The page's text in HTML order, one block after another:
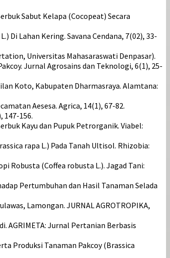
Sabut Kelapa (Cocopeat) Secara
Di Lahan Kering. Savana Cendana, 7(02), 33-
Universitas Mahasaraswati Denpasar).
Jurnal Agrosains dan Teknologi, 6(1), 25-
Koto, Kabupaten Dharmasraya. Alamtana:
Aesesa. Agrica, 14(1), 67-82.
147-156.
Kayu dan Pupuk Petrorganik. Viabel:
rapa L.) Pada Tanah Ultisol. Rhizobia:
Robusta (Coffea robusta L.). Jagad Tani:
Pertumbuhan dan Hasil Tanaman Selada
Lamongan. JURNAL AGROTROPIKA,
AGRIMETA: Jurnal Pertanian Berbasis
Produksi Tanaman Pakcoy (Brassica